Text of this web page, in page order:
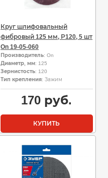
Круг шлифовальный
фибровый 125 мм, Р120, 5 шт
On 19-05-060
Производитель: On
Диаметр, мм: 125
Зернистость: 120
Тип крепления: Зажим
170 руб.
КУПИТЬ